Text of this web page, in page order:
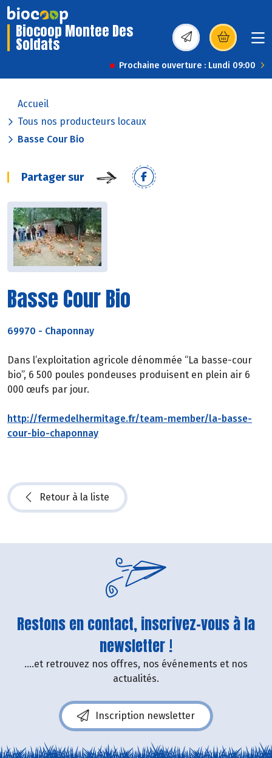
Biocoop Montee Des
Soldats (s’ouvre dans une
Prochaine ouverture : Lundi 09:00
Accueil
Tous nos producteurs locaux
Basse Cour Bio
Partager sur
Basse Cour Bio
69970 - Chaponnay
Dans l’exploitation agricole dénommée “La basse-cour
bio”, 6 500 poules pondeuses produisent en plein air 6
000 œufs par jour.
http://fermedelhermitage.fr/team-member/la-basse-
cour-bio-chaponnay
Retour à la liste
Restons en contact, inscrivez-vous à la
newsletter !
....et retrouvez nos offres, nos événements et nos
actualités.
Inscription newsletter